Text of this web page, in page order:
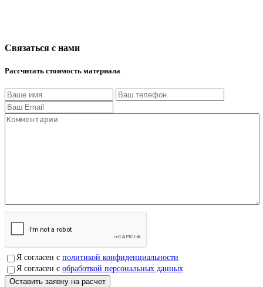
Связаться с нами
Рассчитать стоимость материала
Я согласен с политикой конфиденциальности
Я согласен с обработкой персональных данных